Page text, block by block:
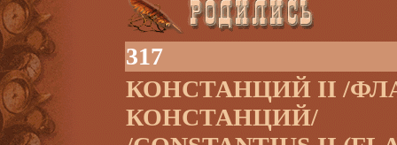
317
КОНСТАНЦИЙ II /
КОНСТАНЦИЙ/